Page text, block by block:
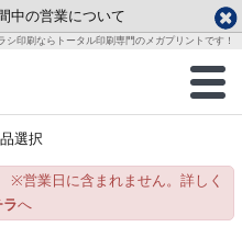
中の営業について
印刷ならトータル印刷専門のメガプリントです！
一覧
イド
イド
ート
選択
※営業日に含まれません。詳しく
ラへ